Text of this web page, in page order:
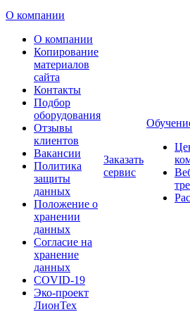
О компании
О компании
Копирование
материалов
сайта
Контакты
Подбор
оборудования
Отзывы
клиентов
Вакансии
Политика
защиты
данных
Положение о
хранении
данных
Согласие на
хранение
данных
COVID-19
Эко-проект
ЛионТех
Заказать
сервис